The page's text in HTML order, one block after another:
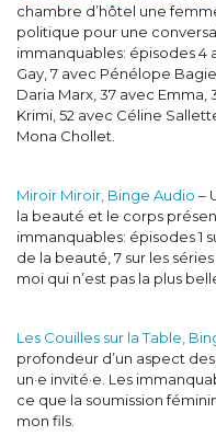
chambre d’hôtel une
politique pour une
immanquables: épisodes 4
Gay, 7 avec Pénélope
Daria Marx, 37 avec
Krimi, 52 avec Céline
Mona Chollet.
Miroir Miroir, Binge Audio –
la beauté et le corps
immanquables: épisodes 1
de la beauté, 7 sur les
moi qui n’est pas la plus
Les Couilles sur la Table,
profondeur d’un aspect
un·e invité·e. Les
ce que la soumission
mon fils.